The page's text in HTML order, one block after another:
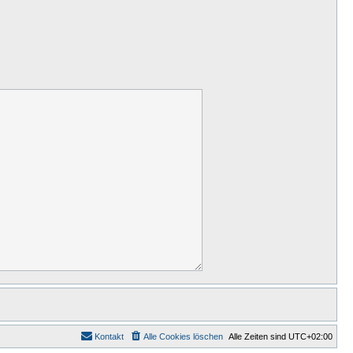
Alle Zeiten sind UTC+02:00
Alle Cookies löschen
Kontakt